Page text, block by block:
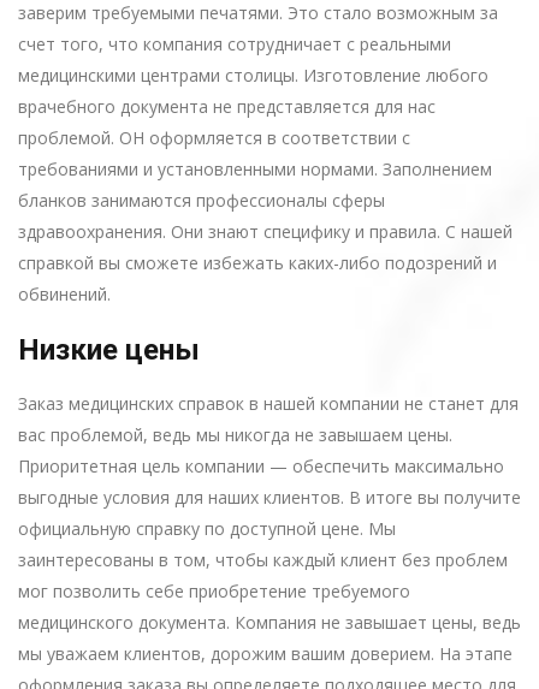
заверим требуемыми печатями. Это стало возможным за
счет того, что компания сотрудничает с реальными
медицинскими центрами столицы. Изготовление любого
врачебного документа не представляется для нас
проблемой. ОН оформляется в соответствии с
требованиями и установленными нормами. Заполнением
бланков занимаются профессионалы сферы
здравоохранения. Они знают специфику и правила. С нашей
справкой вы сможете избежать каких-либо подозрений и
обвинений.
Низкие цены
Заказ медицинских справок в нашей компании не станет для
вас проблемой, ведь мы никогда не завышаем цены.
Приоритетная цель компании — обеспечить максимально
выгодные условия для наших клиентов. В итоге вы получите
официальную справку по доступной цене. Мы
заинтересованы в том, чтобы каждый клиент без проблем
мог позволить себе приобретение требуемого
медицинского документа. Компания не завышает цены, ведь
мы уважаем клиентов, дорожим вашим доверием. На этапе